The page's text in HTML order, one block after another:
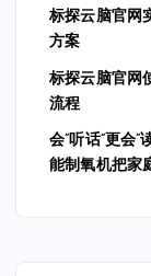
标探云脑官网
方案
标探云脑官网
流程
会”听话”更会
能制氧机把家